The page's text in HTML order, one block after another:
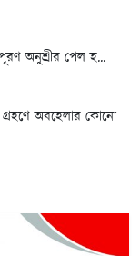
অনুশ্রীর পেল হ...
অবহেলার কোনো